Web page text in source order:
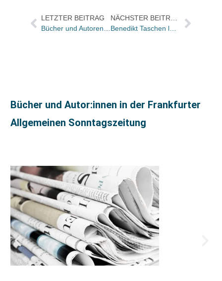
LETZTER BEITRAG
Bücher und Autoren heute in den Feuilletons – und jede Menge Kinderkalender
NÄCHSTER BEITRAG
Benedikt Taschen leitet Generationswechsel ein: Marlene Taschen kommt in die Geschäftsführung
Bücher und Autor:innen in der Frankfurter
Allgemeinen Sonntagszeitung